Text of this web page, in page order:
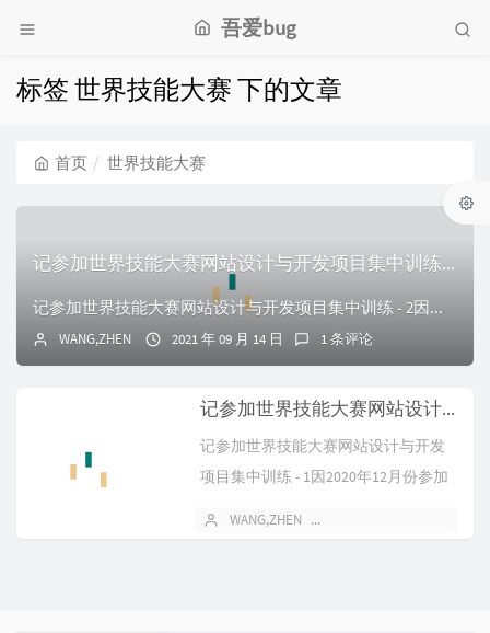
吾爱bug
标签 世界技能大赛 下的文章
首页 世界技能大赛
记参加世界技能大赛网站设计与开发项目集中训练 - 2
记参加世界技能大赛网站设计与开发项目集中训练 - 2因灿都台风，这两天休息(13号 14号)所以又更了一篇先说一下最近这几天的日程每天八点左右起床去楼下吃...
WANG,ZHEN 2021 年 09 月 14 日 1 条评论
记参加世界技能大赛网站设计与开发项目集中训练 - 1
记参加世界技能大赛网站设计与开发
项目集中训练 - 1因2020年12月份参加
WANG,ZHEN